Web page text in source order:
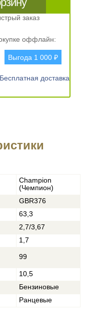
заказ
оффлайн:
Выгода 1 000 ₽
Бесплатная доставка
Champion
(Чемпион)
GBR376
63,3
2,7/3,67
1,7
99
10,5
Бензиновые
Ранцевые